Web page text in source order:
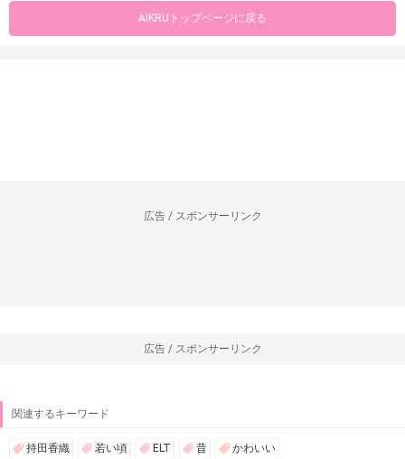
AIKRUトップページに戻る
広告 / スポンサーリンク
広告 / スポンサーリンク
関連するキーワード
持田香織 若い頃 ELT 昔 かわいい